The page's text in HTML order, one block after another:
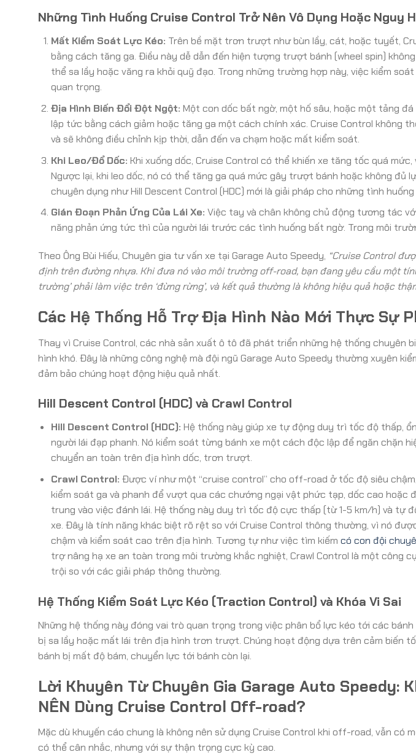
Những Tình Huống Cruise Control Trở Nên Vô Dụng Hoặc Nguy
Mất Kiểm Soát Lực Kéo: Trên bề mặt trơn trượt như bùn lầy, cát, hoặc tuyết,
bằng cách tăng ga. Điều này dễ dẫn đến hiện tượng trượt bánh (wheel spin)
thể sa lầy hoặc văng ra khỏi quỹ đạo. Trong những trường hợp này, việc kiểm
quan trọng.
Địa Hình Biến Đổi Đột Ngột: Một con dốc bất ngờ, một hố sâu, hoặc một tảng
lập tức bằng cách giảm hoặc tăng ga một cách chính xác. Cruise Control không
và sẽ không điều chỉnh kịp thời, dẫn đến va chạm hoặc mất kiểm soát.
Khi Leo/Đổ Dốc: Khi xuống dốc, Cruise Control có thể khiến xe tăng tốc quá
Ngược lại, khi leo dốc, nó có thể tăng ga quá mức gây trượt bánh hoặc không đủ
chuyên dụng như Hill Descent Control (HDC) mới là giải pháp cho những tình huống
Gián Đoạn Phản Ứng Của Lái Xe: Việc tay và chân không chủ động tương tác
năng phản ứng tức thì của người lái trước các tình huống bất ngờ. Trong môi
Theo Ông Bùi Hiếu, Chuyên gia tư vấn xe tại Garage Auto Speedy, “Cruise Control
định trên đường nhựa. Khi đưa nó vào môi trường off-road, bạn đang yêu cầu một
trường’ phải làm việc trên ‘đừng rừng’, và kết quả thường là không hiệu quả hoặc
Các Hệ Thống Hỗ Trợ Địa Hình Nào Mới Thực Sự
Thay vì Cruise Control, các nhà sản xuất ô tô đã phát triển những hệ thống chuyên
hình khó. Đây là những công nghệ mà đội ngũ Garage Auto Speedy thường xuyên
đảm bảo chúng hoạt động hiệu quả nhất.
Hill Descent Control (HDC) và Crawl Control
Hill Descent Control (HDC): Hệ thống này giúp xe tự động duy trì tốc độ thấp,
người lái đạp phanh. Nó kiểm soát từng bánh xe một cách độc lập để ngăn chặn
chuyển an toàn trên địa hình dốc, trơn trượt.
Crawl Control: Được ví như một “cruise control” cho off-road ở tốc độ siêu
kiểm soát ga và phanh để vượt qua các chướng ngại vật phức tạp, dốc cao hoặc
trung vào việc đánh lái. Hệ thống này duy trì tốc độ cực thấp (từ 1-5 km/h) và tự
xe. Đây là tính năng khác biệt rõ rệt so với Cruise Control thông thường, vì nó
chậm và kiểm soát cao trên địa hình. Tương tự như việc tìm kiếm có con đội
trợ nâng hạ xe an toàn trong môi trường khắc nghiệt, Crawl Control là một công
trội so với các giải pháp thông thường.
Hệ Thống Kiểm Soát Lực Kéo (Traction Control) và Khóa Vi Sai
Những hệ thống này đóng vai trò quan trọng trong việc phân bổ lực kéo tới các
bị sa lầy hoặc mất lái trên địa hình trơn trượt. Chúng hoạt động dựa trên cảm biến
bánh bị mất độ bám, chuyển lực tới bánh còn lại.
Lời Khuyên Từ Chuyên Gia Garage Auto Speedy:
NÊN Dùng Cruise Control Off-road?
Mặc dù khuyến cáo chung là không nên sử dụng Cruise Control khi off-road, vẫn có
có thể cân nhắc, nhưng với sự thận trọng cực kỳ cao.